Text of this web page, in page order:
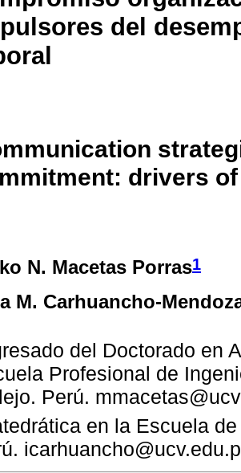
del
drivers
N. Macetas Porras1
M. Carhuancho-
del Doctorado en
Profesional de
Perú.
en la Escuela